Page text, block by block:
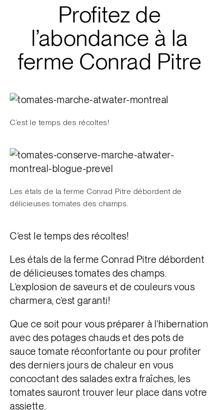
Profitez de
l’abondance à la
ferme Conrad Pitre
C’est le temps des récoltes!
Les étals de la ferme Conrad Pitre débordent de
délicieuses tomates des champs.
C’est le temps des récoltes!
Les étals de la ferme Conrad Pitre débordent
de délicieuses tomates des champs.
L’explosion de saveurs et de couleurs vous
charmera, c’est garanti!
Que ce soit pour vous préparer à l’hibernation
avec des potages chauds et des pots de
sauce tomate réconfortante ou pour profiter
des derniers jours de chaleur en vous
concoctant des salades extra fraîches, les
tomates sauront trouver leur place dans votre
assiette.